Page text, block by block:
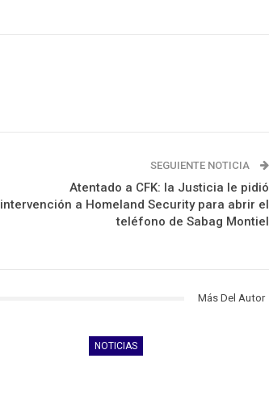
SEGUIENTE NOTICIA
Atentado a CFK: la Justicia le pidió
intervención a Homeland Security para abrir el
teléfono de Sabag Montiel
Más Del Autor
NOTICIAS